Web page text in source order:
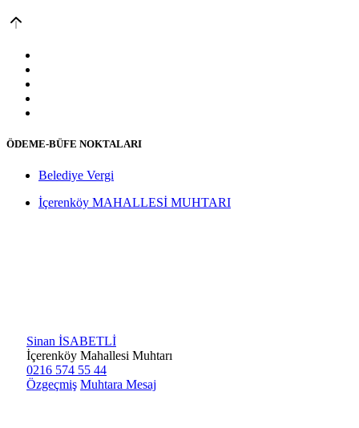
ÖDEME-BÜFE NOKTALARI
Belediye Vergi
İçerenköy MAHALLESİ MUHTARI
Sinan İSABETLİ
İçerenköy Mahallesi Muhtarı
0216 574 55 44
Özgeçmiş Muhtara Mesaj